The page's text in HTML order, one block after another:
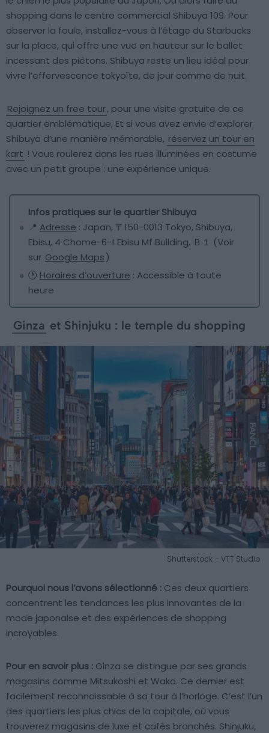
shopping dans le centre commercial Shibuya 109. Pour
observer la foule, installez-vous à l’étage du Starbucks
sur la place, qui offre une vue en hauteur sur le ballet
incessant des piétons. Shibuya reste un lieu idéal pour
vivre l’effervescence tokyoïte, de jour comme de nuit.
Rejoignez un free tour, pour une visite gratuite de ce
quartier emblématique; Et si vous avez envie d’explorer
Shibuya d’une manière mémorable, réservez un tour en
kart ! Vous roulerez dans les rues illuminées en costume
avec un petit groupe : une expérience unique.
Infos pratiques sur le quartier Shibuya
📍 Adresse : Japan, 〒150-0013 Tokyo, Shibuya,
Ebisu, 4 Chome−6−1 Ebisu Mf Building, Ｂ１ (Voir
sur Google Maps)
🕐 Horaires d’ouverture : Accessible à toute
heure
Ginza et Shinjuku : le temple du shopping
Shutterstock – VTT Studio
Pourquoi nous l’avons sélectionné : Ces deux quartiers
concentrent les tendances les plus innovantes de la
mode japonaise et des expériences de shopping
incroyables.
Pour en savoir plus : Ginza se distingue par ses grands
magasins comme Mitsukoshi et Wako. Ce dernier est
facilement reconnaissable à sa tour à l’horloge. C’est l’un
des quartiers les plus chics de la capitale, où vous
trouverez magasins de luxe et cafés branchés. Shinjuku,